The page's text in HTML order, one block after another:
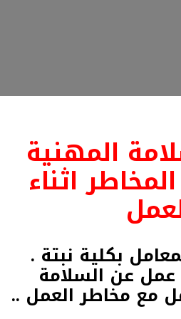
المهنية
اثناء
بكلية نبتة .
عن السلامة
مع مخاطر العمل ..